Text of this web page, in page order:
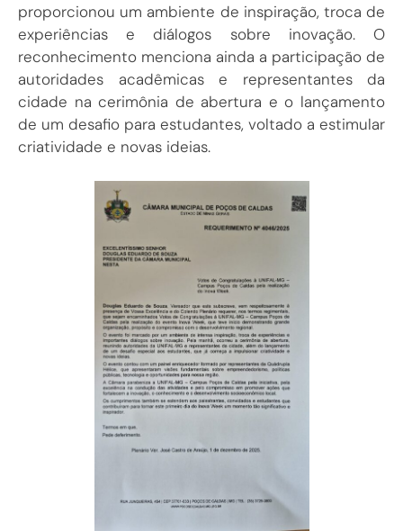
proporcionou um ambiente de inspiração, troca de
experiências e diálogos sobre inovação. O
reconhecimento menciona ainda a participação de
autoridades acadêmicas e representantes da
cidade na cerimônia de abertura e o lançamento
de um desafio para estudantes, voltado a estimular
criatividade e novas ideias.